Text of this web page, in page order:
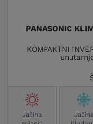
PANASONIC
KOMPAKTNI
Jačina
Jačina